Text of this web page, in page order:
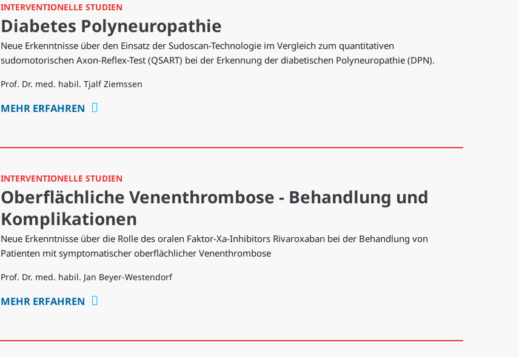
INTERVENTIONELLE STUDIEN
Diabetes Polyneuropathie
Neue Erkenntnisse über den Einsatz der Sudoscan-Technologie im Vergleich zum quantitativen
sudomotorischen Axon-Reflex-Test (QSART) bei der Erkennung der diabetischen Polyneuropathie (DPN).
Prof. Dr. med. habil. Tjalf Ziemssen
MEHR ERFAHREN
INTERVENTIONELLE STUDIEN
Oberflächliche Venenthrombose - Behandlung und
Komplikationen
Neue Erkenntnisse über die Rolle des oralen Faktor-Xa-Inhibitors Rivaroxaban bei der Behandlung von
Patienten mit symptomatischer oberflächlicher Venenthrombose
Prof. Dr. med. habil. Jan Beyer-Westendorf
MEHR ERFAHREN